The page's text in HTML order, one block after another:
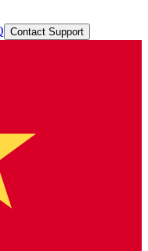
Contact Support